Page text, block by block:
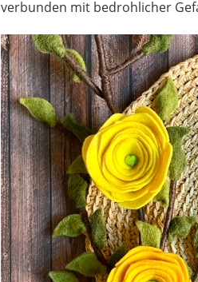
verbunden mit bedrohlicher